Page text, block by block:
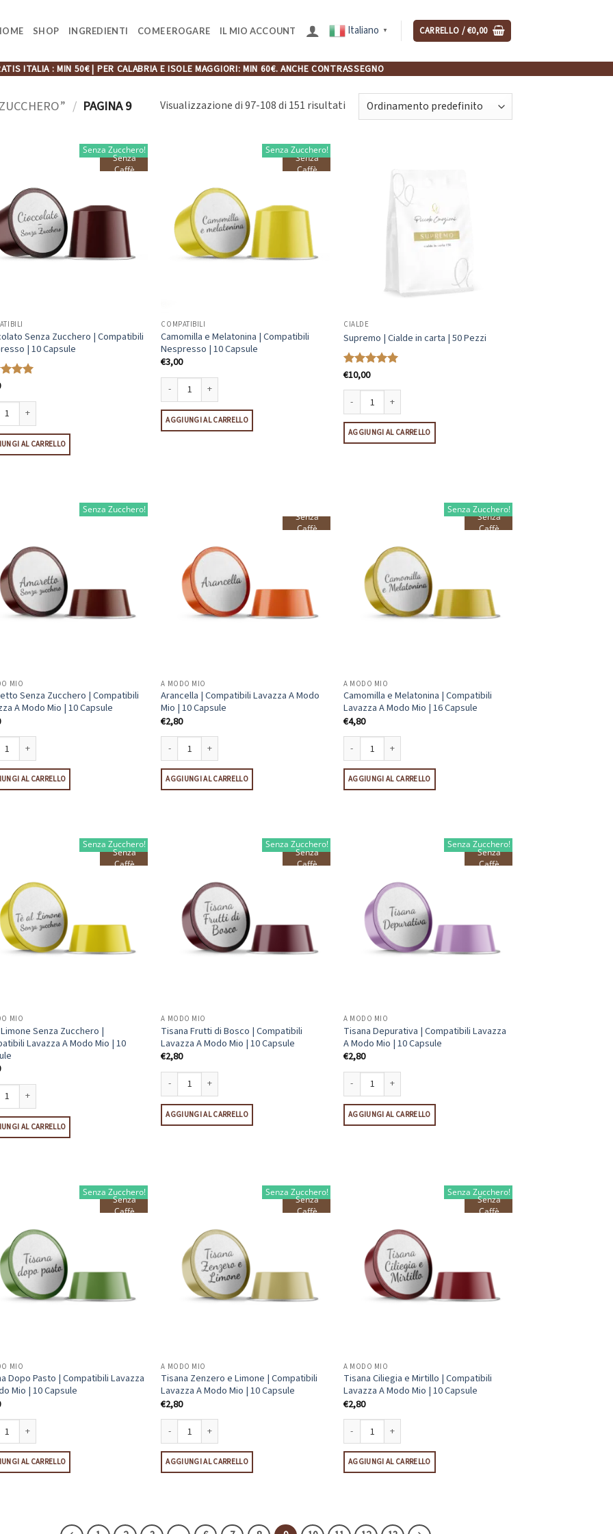
SHOP INGREDIENTI COME EROGARE IL MIO ACCOUNT Italiano ▼ CARRELLO /€0,00
ITALIA : MIN 50€ | PER CALABRIA E ISOLE MAGGIORI: MIN 60€. ANCHE CONTRASSEGNO
/ PAGINA 9 Visualizzazione di 97-108 di 151 risultati
Senza Zucchero!
Senza
Caffè
Senza Zucchero | Compatibili
| 10 Capsule
Senza Zucchero | Compatibili Nespresso | 10 Capsule quantità
AL CARRELLO
Senza
Caffè
Senza Zucchero!
COMPATIBILI
Camomilla e Melatonina | Compatibili
Nespresso | 10 Capsule
€3,00
Camomilla e Melatonina | Compatibili Nespresso | 10 Capsule quantità
AGGIUNGI AL CARRELLO
CIALDE
Supremo | Cialde in carta | 50 Pezzi
Valutato
€10,00
Supremo | Cialde in carta | 50 Pezzi quantità
AGGIUNGI AL CARRELLO
Senza Zucchero!
MIO
Senza Zucchero | Compatibili
A Modo Mio | 10 Capsule
Senza Zucchero | Compatibili Lavazza A Modo Mio | 10 Capsule quantità
AL CARRELLO
Senza
Caffè
A MODO MIO
Arancella | Compatibili Lavazza A Modo
Mio | 10 Capsule
€2,80
Arancella | Compatibili Lavazza A Modo Mio | 10 Capsule quantità
AGGIUNGI AL CARRELLO
Senza
Caffè
Senza Zucchero!
A MODO MIO
Camomilla e Melatonina | Compatibili
Lavazza A Modo Mio | 16 Capsule
€4,80
Camomilla e Melatonina | Compatibili Lavazza A Modo Mio | 16
AGGIUNGI AL CARRELLO
Senza Zucchero!
Senza
Caffè
MIO
Senza Zucchero |
Lavazza A Modo Mio | 10
Senza Zucchero | Compatibili Lavazza A Modo Mio | 10 Capsule quantità
AL CARRELLO
Senza Zucchero!
Senza
Caffè
A MODO MIO
Tisana Frutti di Bosco | Compatibili
Lavazza A Modo Mio | 10 Capsule
€2,80
Tisana Frutti di Bosco | Compatibili Lavazza A Modo Mio | 10 Capsule quantità
AGGIUNGI AL CARRELLO
Senza Zucchero!
Senza
Caffè
A MODO MIO
Tisana Depurativa | Compatibili Lavazza
A Modo Mio | 10 Capsule
€2,80
Tisana Depurativa | Compatibili Lavazza A Modo Mio | 10 Capsule
AGGIUNGI AL CARRELLO
Senza Zucchero!
Senza
Caffè
MIO
Dopo Pasto | Compatibili Lavazza
Mio | 10 Capsule
Dopo Pasto | Compatibili Lavazza A Modo Mio | 10 Capsule quantità
AL CARRELLO
Senza Zucchero!
Senza
Caffè
A MODO MIO
Tisana Zenzero e Limone | Compatibili
Lavazza A Modo Mio | 10 Capsule
€2,80
Tisana Zenzero e Limone | Compatibili Lavazza A Modo Mio | 10 Capsule quantità
AGGIUNGI AL CARRELLO
Senza Zucchero!
Senza
Caffè
A MODO MIO
Tisana Ciliegia e Mirtillo | Compatibili
Lavazza A Modo Mio | 10 Capsule
€2,80
Tisana Ciliegia e Mirtillo | Compatibili Lavazza A Modo Mio | 10 Capsule
AGGIUNGI AL CARRELLO